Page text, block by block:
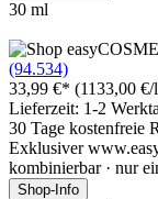
30 ml
(94.534)
33,99 €* (1133,00 €/
Lieferzeit: 1-2
30 Tage kostenfreie
Exklusiver
kombinierbar · nur
Shop-Info